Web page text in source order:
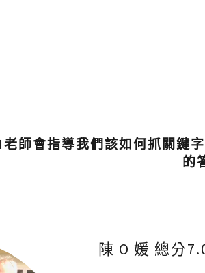
師會指導我們該如何抓關鍵
的
陳 O 媛 總分